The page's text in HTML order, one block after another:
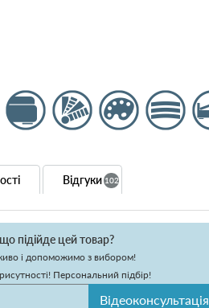
Відгуки 102
підійде цей товар?
і допоможимо з вибором!
Персональний підбір!
Відеоконсультація